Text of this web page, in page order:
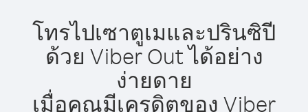
โทรไปเซาตูเมและปรินซิปี
ด้วย Viber Out ได้อย่าง
ง่ายดาย
เมื่อคุณมีเครดิตของ Viber